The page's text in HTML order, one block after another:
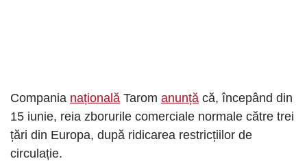
Compania națională Tarom anunță că, începând din
15 iunie, reia zborurile comerciale normale către trei
țări din Europa, după ridicarea restricțiilor de
circulație.